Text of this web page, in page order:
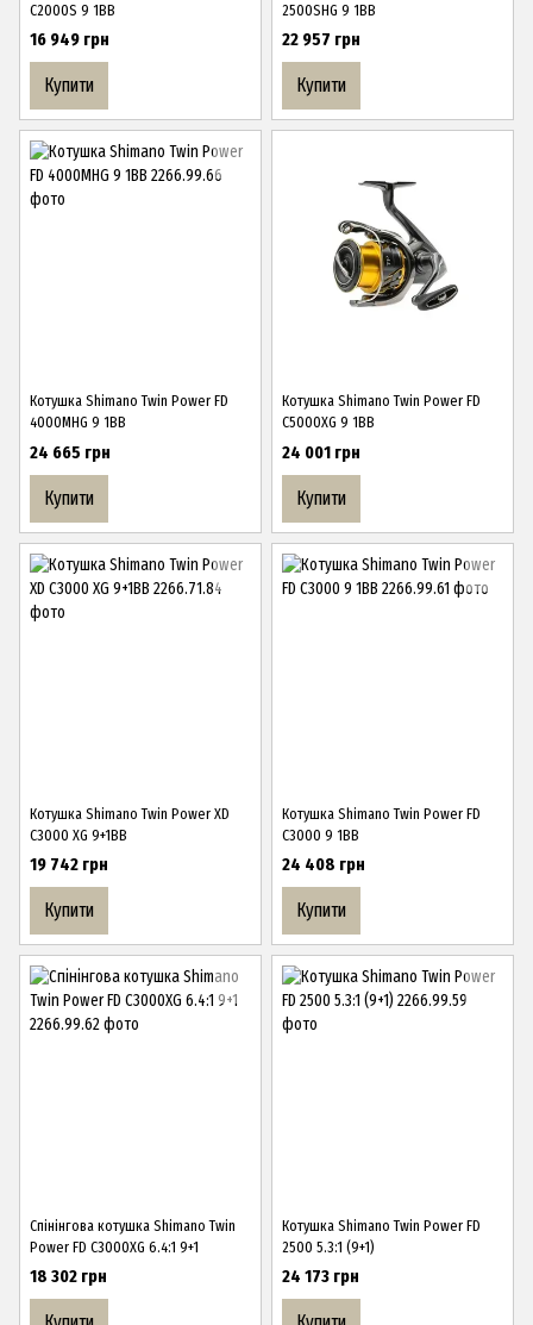
C2000S 9 1BB
16 949 грн
Купити
2500SHG 9 1BB
22 957 грн
Купити
Котушка Shimano Twin Power FD
4000MHG 9 1BB
24 665 грн
Купити
Котушка Shimano Twin Power FD
C5000XG 9 1BB
24 001 грн
Купити
Котушка Shimano Twin Power XD
C3000 XG 9+1BB
19 742 грн
Купити
Котушка Shimano Twin Power FD
C3000 9 1BB
24 408 грн
Купити
Спінінгова котушка Shimano Twin
Power FD C3000XG 6.4:1 9+1
18 302 грн
Котушка Shimano Twin Power FD
2500 5.3:1 (9+1)
24 173 грн